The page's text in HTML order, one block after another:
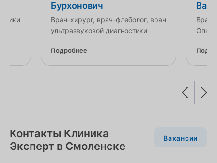
Бурхонович
Врач-хирург, врач-флеболог, врач
ультразвуковой диагностики
Подробнее
Врач
Опыт
Контакты Клиника
Эксперт в Смоленске
Вакансии